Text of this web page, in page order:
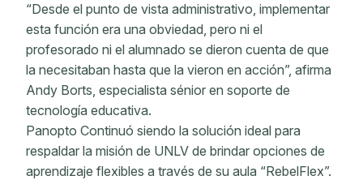
“Desde el punto de vista administrativo, implementar
esta función era una obviedad, pero ni el
profesorado ni el alumnado se dieron cuenta de que
la necesitaban hasta que la vieron en acción”, afirma
Andy Borts, especialista sénior en soporte de
tecnología educativa.
Panopto Continuó siendo la solución ideal para
respaldar la misión de UNLV de brindar opciones de
aprendizaje flexibles a través de su aula “RebelFlex”.